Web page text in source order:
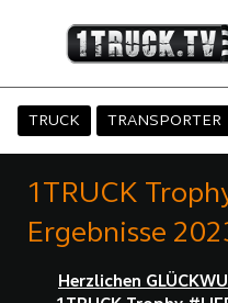
TRUCK TRANSPORTER
1TRUCK
Ergebnisse
Herzlichen